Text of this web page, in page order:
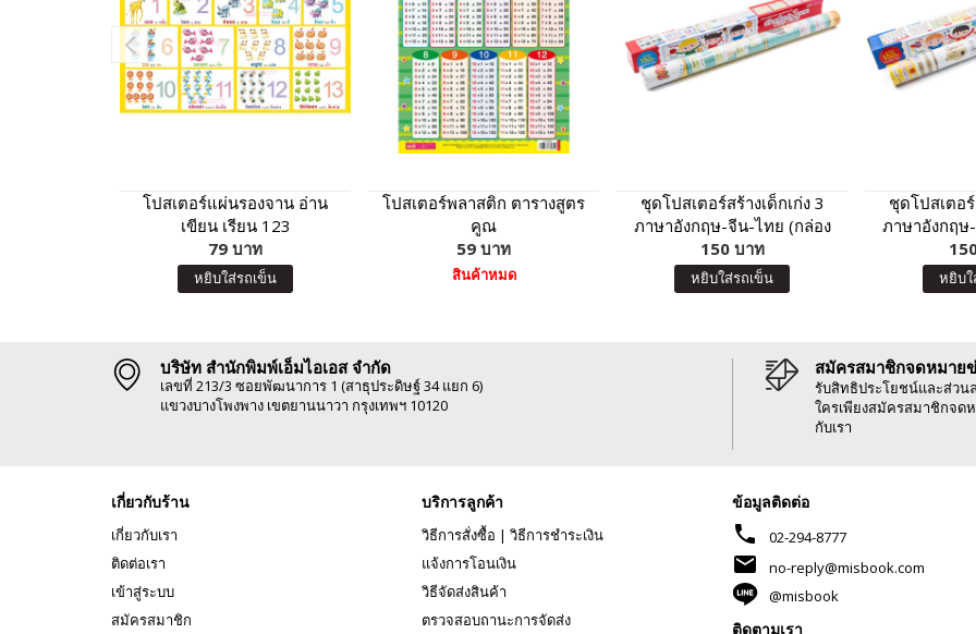
โปสเตอร์แผ่นรองจาน อ่าน
เขียน เรียน 123
79 บาท
หยิบใส่รถเข็น
โปสเตอร์พลาสติก ตารางสูตร
คูณ
59 บาท
สินค้าหมด
ชุดโปสเตอร์สร้างเด็กเก่ง 3
ภาษาอังกฤษ-จีน-ไทย (กล่อง
แดง)
150 บาท
หยิบใส่รถเข็น
ชุดโปสเตอร์
ภาษาอังกฤษ
น้
หยิบใ
บริษัท สำนักพิมพ์เอ็มไอเอส จำกัด
เลขที่ 213/3 ซอยพัฒนาการ 1 (สาธุประดิษฐ์ 34 แยก 6)
แขวงบางโพงพาง เขตยานนาวา กรุงเทพฯ 10120
สมัครสมาชิกจดหมาย
รับสิทธิประโยชน์และส่วน
ใครเพียงสมัครสมาชิกจด
กับเรา
เกี่ยวกับร้าน
เกี่ยวกับเรา
ติดต่อเรา
เข้าสู่ระบบ
สมัครสมาชิก
บริการลูกค้า
วิธีการสั่งซื้อ | วิธีการชำระเงิน
แจ้งการโอนเงิน
วิธีจัดส่งสินค้า
ตรวจสอบถานะการจัดส่ง
ข้อมูลติดต่อ
phone 02-294-8777
mail
no-reply@misbook.com
@misbook
ติดตามเรา